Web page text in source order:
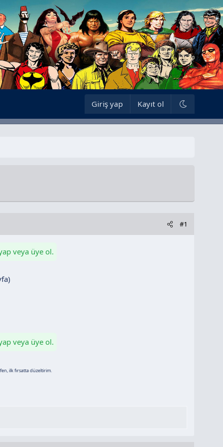
Giriş yap Kayıt ol
#1
veya üye ol.
veya üye ol.
ilk fırsatta düzeltirim.